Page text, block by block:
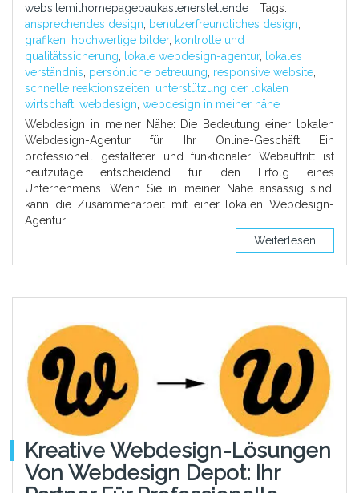
websitemithomepagebaukastenerstellende
Tags:
ansprechendes design, benutzerfreundliches design,
grafiken, hochwertige bilder, kontrolle und
qualitätssicherung, lokale webdesign-agentur, lokales
verständnis, persönliche betreuung, responsive website,
schnelle reaktionszeiten, unterstützung der lokalen
wirtschaft, webdesign, webdesign in meiner nähe
Webdesign in meiner Nähe: Die Bedeutung einer lokalen
Webdesign-Agentur für Ihr Online-Geschäft Ein
professionell gestalteter und funktionaler Webauftritt ist
heutzutage entscheidend für den Erfolg eines
Unternehmens. Wenn Sie in meiner Nähe ansässig sind,
kann die Zusammenarbeit mit einer lokalen Webdesign-
Agentur
Weiterlesen
Kreative Webdesign-Lösungen
Von Webdesign Depot: Ihr